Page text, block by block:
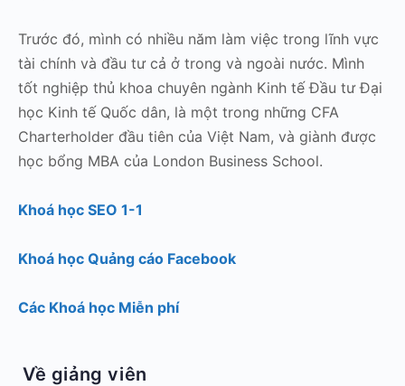
Trước đó, mình có nhiều năm làm việc trong lĩnh vực
tài chính và đầu tư cả ở trong và ngoài nước. Mình
tốt nghiệp thủ khoa chuyên ngành Kinh tế Đầu tư Đại
học Kinh tế Quốc dân, là một trong những CFA
Charterholder đầu tiên của Việt Nam, và giành được
học bổng MBA của London Business School.
Khoá học SEO 1-1
Khoá học Quảng cáo Facebook
Các Khoá học Miễn phí
Về giảng viên